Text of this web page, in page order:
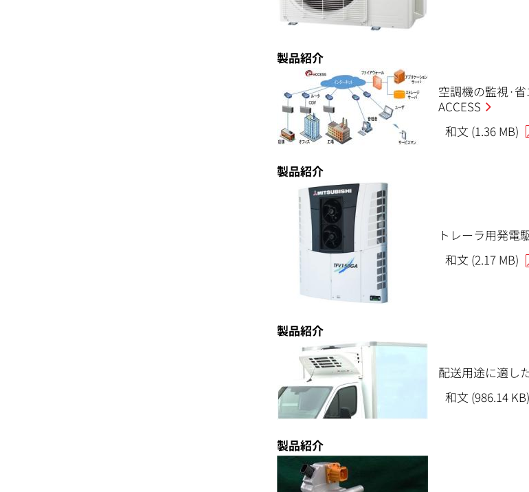
製品紹介
空調機の監視·
ACCESS
和文 (1.36 MB)
製品紹介
トレーラ用発電
和文 (2.17 MB)
製品紹介
配送用途に適し
和文 (986.14 KB)
製品紹介